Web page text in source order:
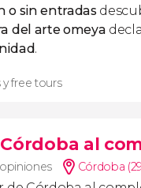
o sin entradas
del arte omeya
.
y free tours
al
opiniones Córdoba